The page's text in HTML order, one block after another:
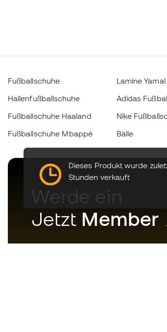
Dieses Produkt wurde
Stunden verkauft
Fußballschuhe
Hallenfußballschuhe
Fußballschuhe Haaland
Fußballschuhe Mbappé
Lamine
Adidas
Nike
Bälle
Werde ein
Jetzt Member